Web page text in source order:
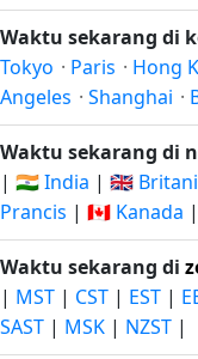
Waktu sekarang di
Tokyo · Paris · Hong
Angeles · Shanghai ·
Waktu sekarang di
| 🇮🇳 India | 🇬🇧
Prancis | 🇨🇦 Kanada |
Waktu sekarang di
| MST | CST | EST |
SAST | MSK | NZST |